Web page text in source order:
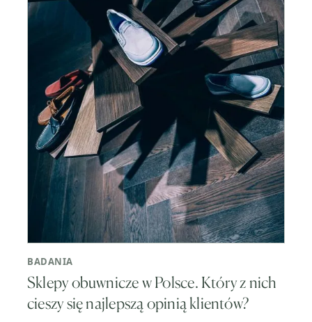
BADANIA
Sklepy obuwnicze w Polsce. Który z nich
cieszy się najlepszą opinią klientów?